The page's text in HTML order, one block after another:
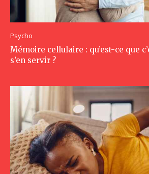
Psycho
Mémoire cellulaire : qu’est-ce que
s’en servir ?